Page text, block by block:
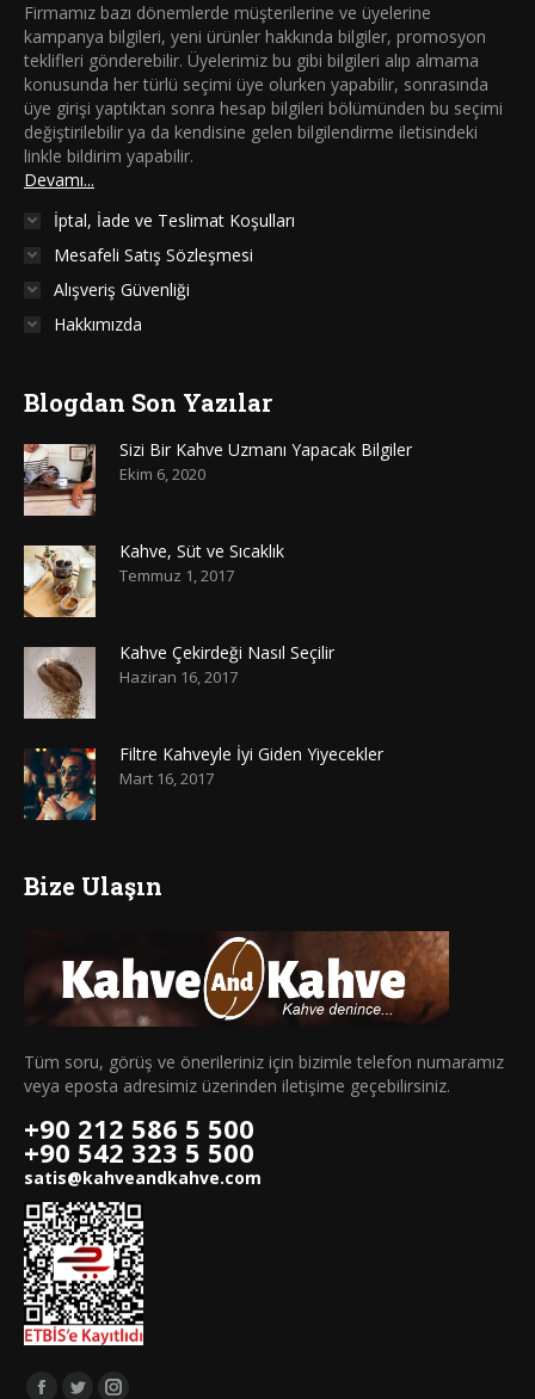
Firmamız bazı dönemlerde müşterilerine ve üyelerine
kampanya bilgileri, yeni ürünler hakkında bilgiler, promosyon
teklifleri gönderebilir. Üyelerimiz bu gibi bilgileri alıp almama
konusunda her türlü seçimi üye olurken yapabilir, sonrasında
üye girişi yaptıktan sonra hesap bilgileri bölümünden bu seçimi
değiştirilebilir ya da kendisine gelen bilgilendirme iletisindeki
linkle bildirim yapabilir.
Devamı...
İptal, İade ve Teslimat Koşulları
Mesafeli Satış Sözleşmesi
Alışveriş Güvenliği
Hakkımızda
Blogdan Son Yazılar
Sizi Bir Kahve Uzmanı Yapacak Bilgiler
Ekim 6, 2020
Kahve, Süt ve Sıcaklık
Temmuz 1, 2017
Kahve Çekirdeği Nasıl Seçilir
Haziran 16, 2017
Filtre Kahveyle İyi Giden Yiyecekler
Mart 16, 2017
Bize Ulaşın
Tüm soru, görüş ve önerileriniz için bizimle telefon numaramız
veya eposta adresimiz üzerinden iletişime geçebilirsiniz.
+90 212 586 5 500
+90 542 323 5 500
satis@kahveandkahve.com
Bizi takip edin: